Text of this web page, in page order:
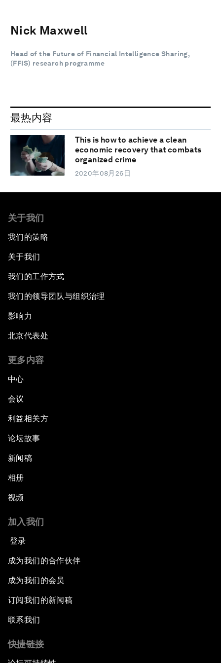
Nick Maxwell
Head of the Future of Financial Intelligence Sharing,
(FFIS) research programme
最热内容
This is how to achieve a clean
economic recovery that combats
organized crime
2020年08月26日
关于我们
我们的策略
关于我们
我们的工作方式
我们的领导团队与组织治理
影响力
北京代表处
更多内容
中心
会议
利益相关方
论坛故事
新闻稿
相册
视频
加入我们
登录
成为我们的合作伙伴
成为我们的会员
订阅我们的新闻稿
联系我们
快捷链接